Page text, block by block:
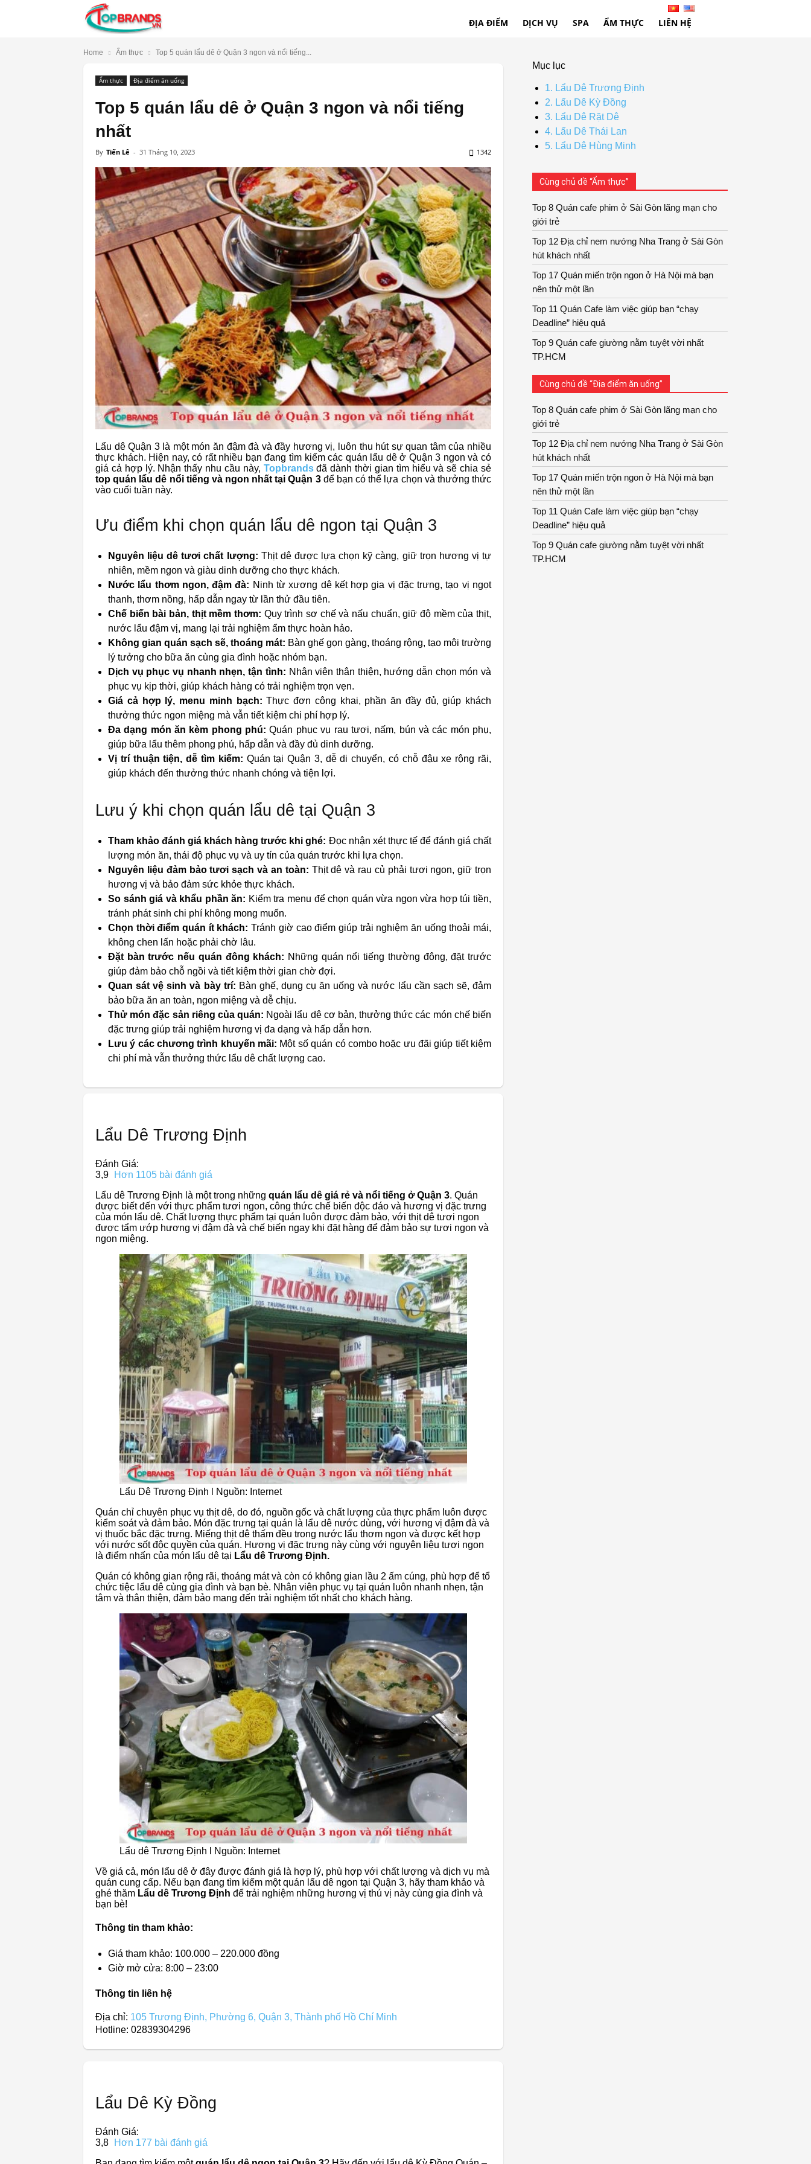
ĐỊA ĐIỂM DỊCH VỤ SPA ẨM THỰC LIÊN HỆ
Home Ẩm thực Top 5 quán lẩu dê ở Quận 3 ngon và nổi tiếng...
Ẩm thực Địa điểm ăn uống
Top 5 quán lẩu dê ở Quận 3 ngon và nổi tiếng
nhất
By Tiến Lê - 31 Tháng 10, 2023 1342
Lẩu dê Quận 3 là một món ăn đậm đà và đầy hương vị, luôn thu hút sự quan tâm của nhiều
thực khách. Hiện nay, có rất nhiều bạn đang tìm kiếm các quán lẩu dê ở Quận 3 ngon và có
giá cả hợp lý. Nhận thấy nhu cầu này, Topbrandsđã dành thời gian tìm hiểu và sẽ chia sẻ
top quán lẩu dê nổi tiếng và ngon nhất tại Quận 3để bạn có thể lựa chọn và thưởng thức
vào cuối tuần này.
Ưu điểm khi chọn quán lẩu dê ngon tại Quận 3
Nguyên liệu dê tươi chất lượng: Thịt dê được lựa chọn kỹ càng, giữ trọn hương vị tự
nhiên, mềm ngon và giàu dinh dưỡng cho thực khách.
Nước lẩu thơm ngon, đậm đà: Ninh từ xương dê kết hợp gia vị đặc trưng, tạo vị ngọt
thanh, thơm nồng, hấp dẫn ngay từ lần thử đầu tiên.
Chế biến bài bản, thịt mềm thơm: Quy trình sơ chế và nấu chuẩn, giữ độ mềm của thịt,
nước lẩu đậm vị, mang lại trải nghiệm ẩm thực hoàn hảo.
Không gian quán sạch sẽ, thoáng mát: Bàn ghế gọn gàng, thoáng rộng, tạo môi trường
lý tưởng cho bữa ăn cùng gia đình hoặc nhóm bạn.
Dịch vụ phục vụ nhanh nhẹn, tận tình: Nhân viên thân thiện, hướng dẫn chọn món và
phục vụ kịp thời, giúp khách hàng có trải nghiệm trọn vẹn.
Giá cả hợp lý, menu minh bạch: Thực đơn công khai, phần ăn đầy đủ, giúp khách
thưởng thức ngon miệng mà vẫn tiết kiệm chi phí hợp lý.
Đa dạng món ăn kèm phong phú: Quán phục vụ rau tươi, nấm, bún và các món phụ,
giúp bữa lẩu thêm phong phú, hấp dẫn và đầy đủ dinh dưỡng.
Vị trí thuận tiện, dễ tìm kiếm: Quán tại Quận 3, dễ di chuyển, có chỗ đậu xe rộng rãi,
giúp khách đến thưởng thức nhanh chóng và tiện lợi.
Lưu ý khi chọn quán lẩu dê tại Quận 3
Tham khảo đánh giá khách hàng trước khi ghé: Đọc nhận xét thực tế để đánh giá chất
lượng món ăn, thái độ phục vụ và uy tín của quán trước khi lựa chọn.
Nguyên liệu đảm bảo tươi sạch và an toàn: Thịt dê và rau củ phải tươi ngon, giữ trọn
hương vị và bảo đảm sức khỏe thực khách.
So sánh giá và khẩu phần ăn: Kiểm tra menu để chọn quán vừa ngon vừa hợp túi tiền,
tránh phát sinh chi phí không mong muốn.
Chọn thời điểm quán ít khách: Tránh giờ cao điểm giúp trải nghiệm ăn uống thoải mái,
không chen lấn hoặc phải chờ lâu.
Đặt bàn trước nếu quán đông khách: Những quán nổi tiếng thường đông, đặt trước
giúp đảm bảo chỗ ngồi và tiết kiệm thời gian chờ đợi.
Quan sát vệ sinh và bày trí: Bàn ghế, dụng cụ ăn uống và nước lẩu cần sạch sẽ, đảm
bảo bữa ăn an toàn, ngon miệng và dễ chịu.
Thử món đặc sản riêng của quán: Ngoài lẩu dê cơ bản, thưởng thức các món chế biến
đặc trưng giúp trải nghiệm hương vị đa dạng và hấp dẫn hơn.
Lưu ý các chương trình khuyến mãi: Một số quán có combo hoặc ưu đãi giúp tiết kiệm
chi phí mà vẫn thưởng thức lẩu dê chất lượng cao.
Lẩu Dê Trương Định
Đánh Giá:
3,9
Hơn 1105 bài đánh giá
Lẩu dê Trương Định là một trong những quán lẩu dê giá rẻ và nổi tiếng ở Quận 3. Quán
được biết đến với thực phẩm tươi ngon, công thức chế biến độc đáo và hương vị đặc trưng
của món lẩu dê. Chất lượng thực phẩm tại quán luôn được đảm bảo, với thịt dê tươi ngon
được tẩm ướp hương vị đậm đà và chế biến ngay khi đặt hàng để đảm bảo sự tươi ngon và
ngon miệng.
Lẩu Dê Trương Định l Nguồn: Internet
Quán chỉ chuyên phục vụ thịt dê, do đó, nguồn gốc và chất lượng của thực phẩm luôn được
kiểm soát và đảm bảo. Món đặc trưng tại quán là lẩu dê nước dùng, với hương vị đậm đà và
vị thuốc bắc đặc trưng. Miếng thịt dê thấm đều trong nước lẩu thơm ngon và được kết hợp
với nước sốt độc quyền của quán. Hương vị đặc trưng này cùng với nguyên liệu tươi ngon
là điểm nhấn của món lẩu dê tại Lẩu dê Trương Định.
Quán có không gian rộng rãi, thoáng mát và còn có không gian lầu 2 ấm cúng, phù hợp để tổ
chức tiệc lẩu dê cùng gia đình và bạn bè. Nhân viên phục vụ tại quán luôn nhanh nhẹn, tận
tâm và thân thiện, đảm bảo mang đến trải nghiệm tốt nhất cho khách hàng.
Lẩu dê Trương Định l Nguồn: Internet
Về giá cả, món lẩu dê ở đây được đánh giá là hợp lý, phù hợp với chất lượng và dịch vụ mà
quán cung cấp. Nếu bạn đang tìm kiếm một quán lẩu dê ngon tại Quận 3, hãy tham khảo và
ghé thăm Lẩu dê Trương Định để trải nghiệm những hương vị thú vị này cùng gia đình và
bạn bè!
Thông tin tham khảo:
Giá tham khảo: 100.000 – 220.000 đồng
Giờ mở cửa: 8:00 – 23:00
Thông tin liên hệ
Địa chỉ: 105 Trương Định, Phường 6, Quận 3, Thành phố Hồ Chí Minh
Hotline: 02839304296
Lẩu Dê Kỳ Đồng
Đánh Giá:
3,8
Hơn 177 bài đánh giá
Mục lục
1. Lẩu Dê Trương Định
2. Lẩu Dê Kỳ Đồng
3. Lẩu Dê Rặt Dê
4. Lẩu Dê Thái Lan
5. Lẩu Dê Hùng Minh
Cùng chủ đề “Ẩm thực”
Top 8 Quán cafe phim ở Sài Gòn lãng mạn cho
giới trẻ
Top 12 Địa chỉ nem nướng Nha Trang ở Sài Gòn
hút khách nhất
Top 17 Quán miến trộn ngon ở Hà Nội mà bạn
nên thử một lần
Top 11 Quán Cafe làm việc giúp bạn “chạy
Deadline” hiệu quả
Top 9 Quán cafe giường nằm tuyệt vời nhất
TP.HCM
Cùng chủ đề “Địa điểm ăn uống”
Top 8 Quán cafe phim ở Sài Gòn lãng mạn cho
giới trẻ
Top 12 Địa chỉ nem nướng Nha Trang ở Sài Gòn
hút khách nhất
Top 17 Quán miến trộn ngon ở Hà Nội mà bạn
nên thử một lần
Top 11 Quán Cafe làm việc giúp bạn “chạy
Deadline” hiệu quả
Top 9 Quán cafe giường nằm tuyệt vời nhất
TP.HCM